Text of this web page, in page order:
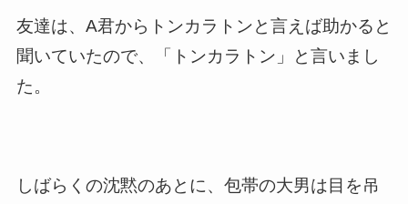
友達は、A君からトンカラトンと言えば助かると
聞いていたので、「トンカラトン」と言いまし
た。
しばらくの沈黙のあとに、包帯の大男は目を吊